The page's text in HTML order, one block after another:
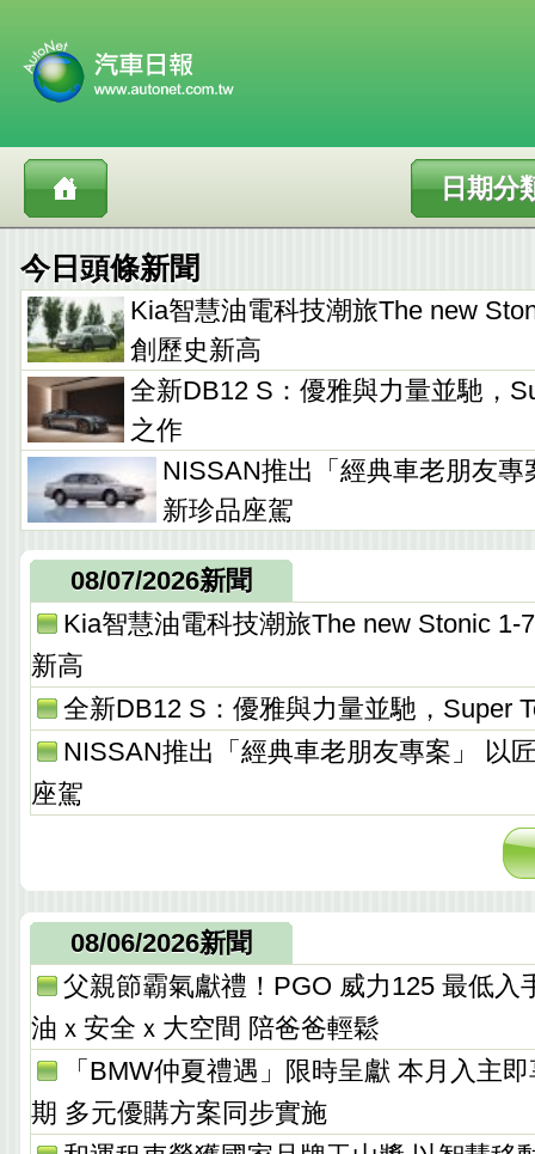
日期分
今日頭條新聞
Kia智慧油電科技潮旅The new
創歷史新高
全新DB12 S：優雅與力量並馳，
之作
NISSAN推出「經典車老朋友專
新珍品座駕
08/07/2026新聞
Kia智慧油電科技潮旅The new Stonic 1-
新高
全新DB12 S：優雅與力量並馳，Super
NISSAN推出「經典車老朋友專案」 以
座駕
08/06/2026新聞
父親節霸氣獻禮！PGO 威力125 最低入
油ｘ安全ｘ大空間 陪爸爸輕鬆
「BMW仲夏禮遇」限時呈獻 本月入主
期 多元優購方案同步實施